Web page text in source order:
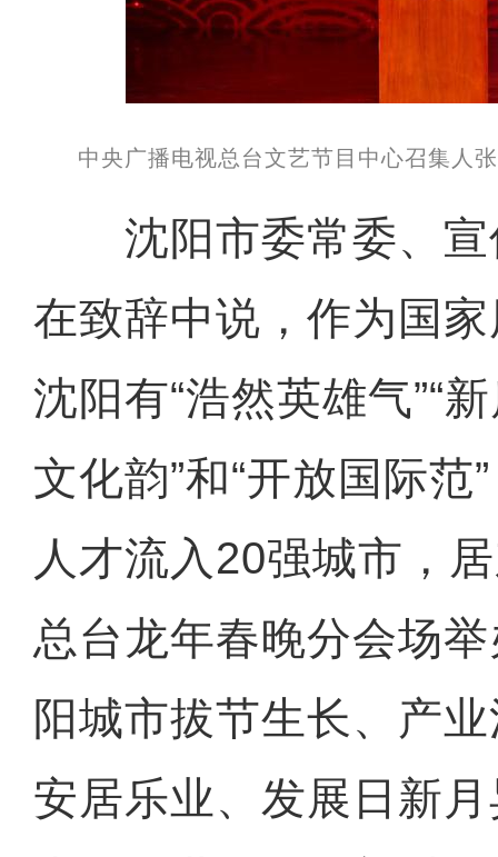
中央广播电视总台文艺节目中心召集人
沈阳市委常委、宣
在致辞中说，作为国
沈阳有“浩然英雄气”“
文化韵”和“开放国际范
人才流入20强城市，
总台龙年春晚分会场
阳城市拔节生长、产
安居乐业、发展日新